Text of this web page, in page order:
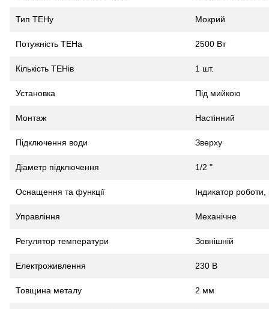
Тип ТЕНу Мокрий
Потужність ТЕНа 2500 Вт
Кількість ТЕНів 1 шт.
Установка Під мийкою
Монтаж Настінний
Підключення води Зверху
Діаметр підключення 1/2 "
Оснащення та функції Індикатор
Управління Механічне
Регулятор температури Зовнішній
Електроживлення 230 В
Товщина металу 2 мм